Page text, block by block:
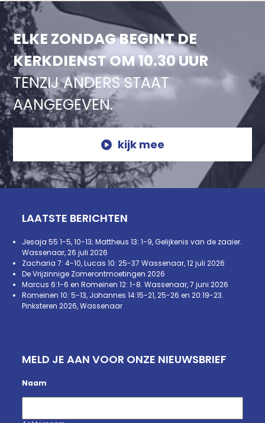
ELKE ZONDAG BEGINT DE
KERKDIENST OM 10.30 UUR
TENZIJ ANDERS STAAT
AANGEGEVEN.
kijk mee
LAATSTE BERICHTEN
Jesaja 55 1-5, 10-13; Mattheus 13: 1-9, Gelijkenis van de zaaier.
Wassenaar, 26 juli 2026
Zacharia 7: 4-10, Lucas 10: 25-37 Wassenaar, 12 juli 2026
De Vrijzinnige Zomerontmoetingen 2026
Marcus 6:1-6 en Romeinen 12: 1-8. Wassenaar, 7 juni 2026
Romeinen 10: 5-13, Johannes 14:15-21, 25-26 en 20:19-23.
Pinksteren 2026, Wassenaar
MELD JE AAN VOOR ONZE NIEUWSBRIEF
Naam